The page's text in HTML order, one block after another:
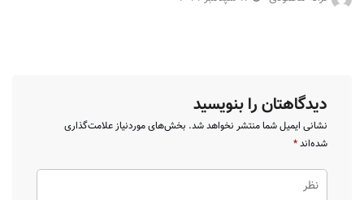
دیدگاهتان را بنویسید
نشانی ایمیل شما منتشر نخواهد شد. بخش‌های موردنیاز علامت‌گذاری
شده‌اند*